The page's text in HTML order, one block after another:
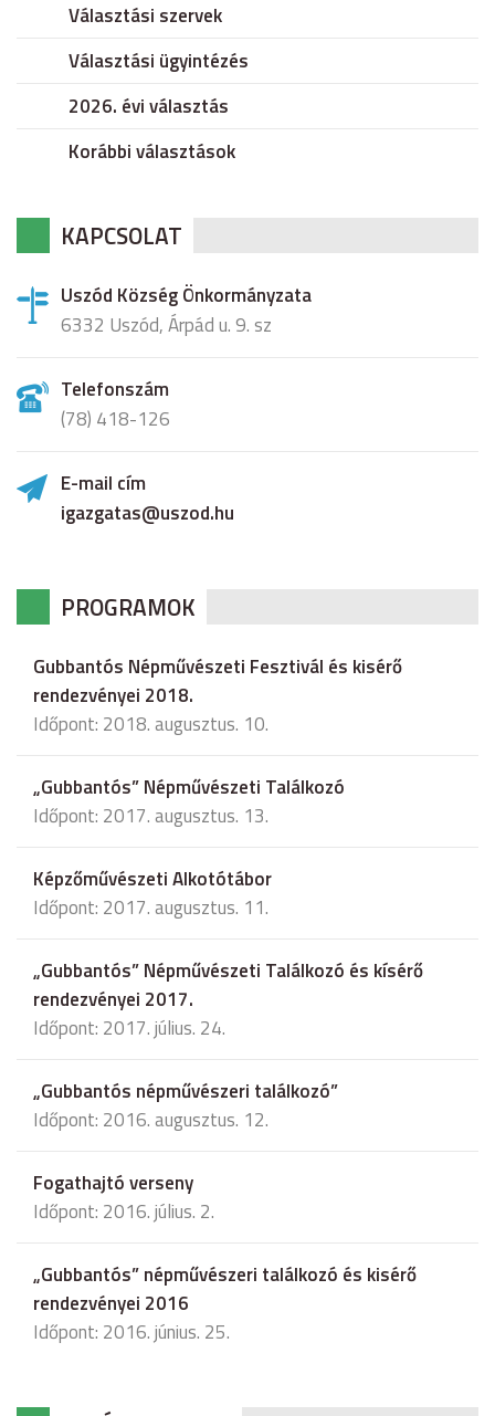
Választási szervek
Választási ügyintézés
2026. évi választás
Korábbi választások
KAPCSOLAT
Uszód Község Önkormányzata
6332 Uszód, Árpád u. 9. sz
Telefonszám
(78) 418-126
E-mail cím
igazgatas@uszod.hu
PROGRAMOK
Gubbantós Népművészeti Fesztivál és kisérő
rendezvényei 2018.
Időpont: 2018. augusztus. 10.
„Gubbantós” Népművészeti Találkozó
Időpont: 2017. augusztus. 13.
Képzőművészeti Alkotótábor
Időpont: 2017. augusztus. 11.
„Gubbantós” Népművészeti Találkozó és kísérő
rendezvényei 2017.
Időpont: 2017. július. 24.
„Gubbantós népművészeri találkozó”
Időpont: 2016. augusztus. 12.
Fogathajtó verseny
Időpont: 2016. július. 2.
„Gubbantós” népművészeri találkozó és kisérő
rendezvényei 2016
Időpont: 2016. június. 25.